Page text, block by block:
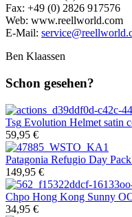
Fax: +49 (0) 2826 917576
Web: www.reellworld.com
E-Mail:
Ben Klaassen
Schon gesehen?
Tsg Evolution Helmet satin
59,95 €
Patagonia Refugio Day
149,95 €
Chpo Hong Kong Sunny
34,95 €